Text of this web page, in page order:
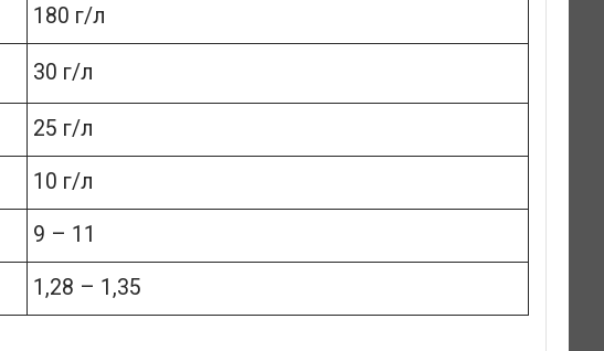
180 г/л
30 г/л
25 г/л
10 г/л
9 – 11
1,28 – 1,35